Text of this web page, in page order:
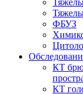
ФБУЗ
КТ
КТ